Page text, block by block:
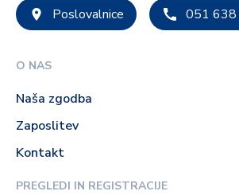
Poslovalnice 051
O NAS
Naša zgodba
Zaposlitev
Kontakt
PREGLEDI IN REGISTRACIJE